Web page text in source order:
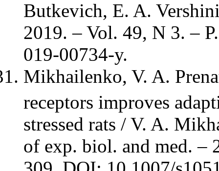
Butkevich, E. A.
2019. – Vol. 49, N 3. –
019-00734-y.
Mikhailenko, V. A.
receptors improves
stressed rats / V. A.
of exp. biol. and med. –